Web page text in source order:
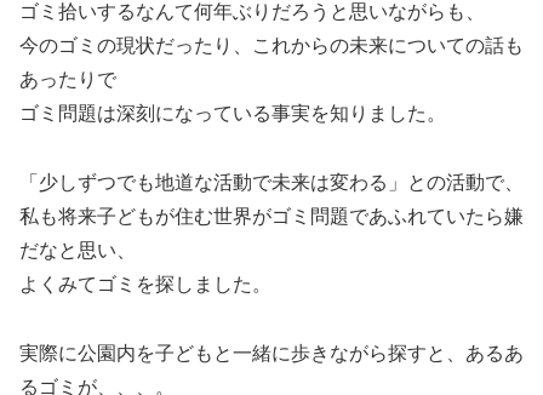
ゴミ拾いするなんて何年ぶりだろうと思いながらも、
今のゴミの現状だったり、これからの未来についての話も
あったりで
ゴミ問題は深刻になっている事実を知りました。
「少しずつでも地道な活動で未来は変わる」との活動で、
私も将来子どもが住む世界がゴミ問題であふれていたら嫌
だなと思い、
よくみてゴミを探しました。
実際に公園内を子どもと一緒に歩きながら探すと、あるあ
るゴミが、、、。